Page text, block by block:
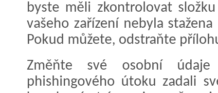
byste měli zkontrolovat
vašeho zařízení nebyla
Pokud můžete, odstraňte
Změňte své osobní
phishingového útoku zadali